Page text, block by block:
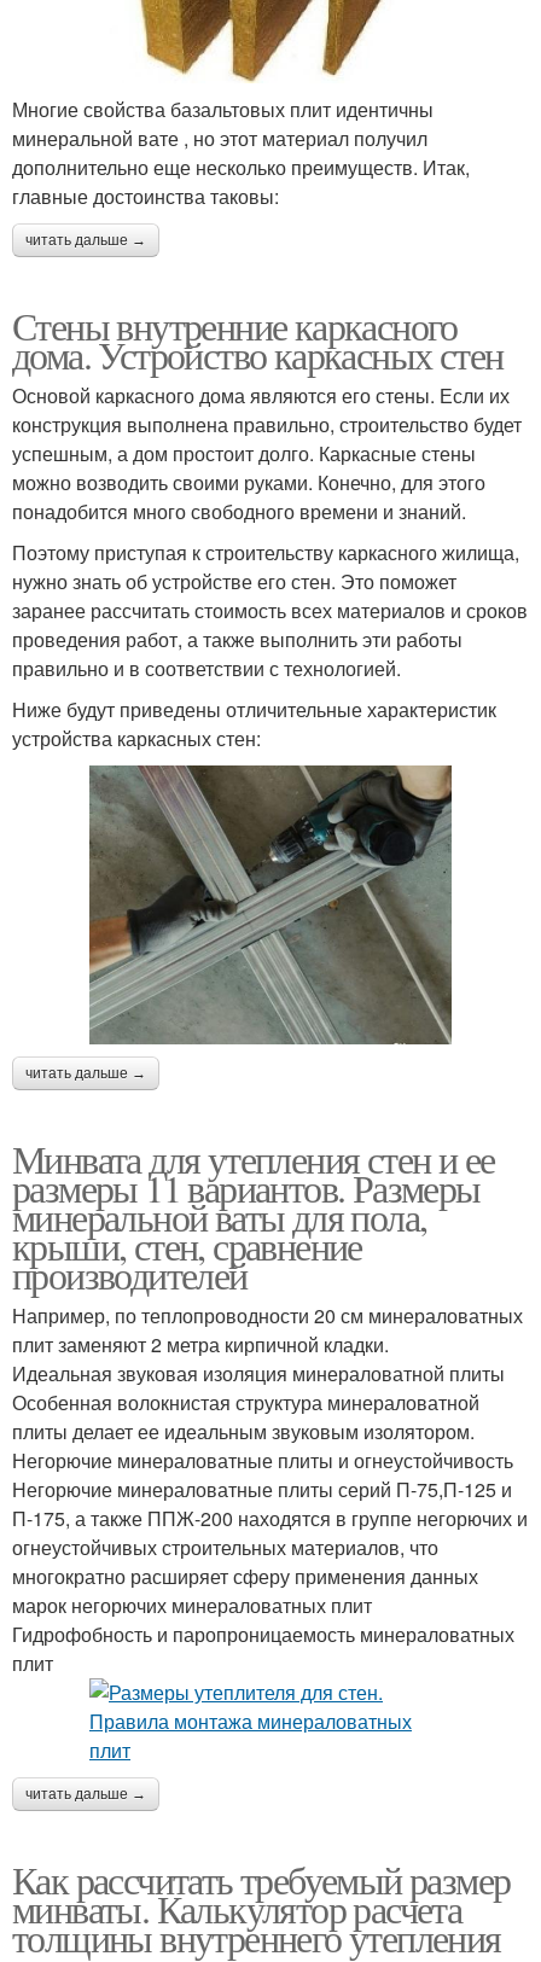
Многие свойства базальтовых плит идентичны
минеральной вате , но этот материал получил
дополнительно еще несколько преимуществ. Итак,
главные достоинства таковы:
читать дальше →
Стены внутренние каркасного
дома. Устройство каркасных стен
Основой каркасного дома являются его стены. Если их
конструкция выполнена правильно, строительство будет
успешным, а дом простоит долго. Каркасные стены
можно возводить своими руками. Конечно, для этого
понадобится много свободного времени и знаний.
Поэтому приступая к строительству каркасного жилища,
нужно знать об устройстве его стен. Это поможет
заранее рассчитать стоимость всех материалов и сроков
проведения работ, а также выполнить эти работы
правильно и в соответствии с технологией.
Ниже будут приведены отличительные характеристик
устройства каркасных стен:
читать дальше →
Минвата для утепления стен и ее
размеры 11 вариантов. Размеры
минеральной ваты для пола,
крыши, стен, сравнение
производителей
Например, по теплопроводности 20 см минераловатных
плит заменяют 2 метра кирпичной кладки.
Идеальная звуковая изоляция минераловатной плиты
Особенная волокнистая структура минераловатной
плиты делает ее идеальным звуковым изолятором.
Негорючие минераловатные плиты и огнеустойчивость
Негорючие минераловатные плиты серий П-75,П-125 и
П-175, а также ППЖ-200 находятся в группе негорючих и
огнеустойчивых строительных материалов, что
многократно расширяет сферу применения данных
марок негорючих минераловатных плит
Гидрофобность и паропроницаемость минераловатных
плит
читать дальше →
Как рассчитать требуемый размер
минваты. Калькулятор расчета
толщины внутреннего утепления